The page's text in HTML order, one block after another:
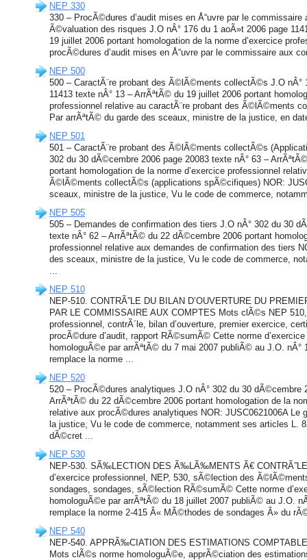
NEP 330
330 – ProcÃ©dures d’audit mises en Å“uvre par le
Ã©valuation des risques J.O nÂ° 176 du 1 aoÃ»t 2006 page
19 juillet 2006 portant homologation de la norme d’exercice
procÃ©dures d’audit mises en Å“uvre par le commissaire aux
NEP 500
500 – CaractÃ¨re probant des Ã©lÃ©ments collectÃ©s J.O nÂ°
11413 texte nÂ° 13 – ArrÃªtÃ© du 19 juillet 2006 portant
professionnel relative au caractÃ¨re probant des Ã©lÃ©ments
Par arrÃªtÃ© du garde des sceaux, ministre de la justice, en
NEP 501
501 – CaractÃ¨re probant des Ã©lÃ©ments collectÃ©s
302 du 30 dÃ©cembre 2006 page 20083 texte nÂ° 63 –
portant homologation de la norme d’exercice professionnel
Ã©lÃ©ments collectÃ©s (applications spÃ©cifiques) NOR:
sceaux, ministre de la justice, Vu le code de commerce,
NEP 505
505 – Demandes de confirmation des tiers J.O nÂ° 302 du 30
texte nÂ° 62 – ArrÃªtÃ© du 22 dÃ©cembre 2006 portant
professionnel relative aux demandes de confirmation des tiers
des sceaux, ministre de la justice, Vu le code de commerce,
...
NEP 510
NEP-510. CONTRÃ”LE DU BILAN D’OUVERTURE DU
PAR LE COMMISSAIRE AUX COMPTES Mots clÃ©s NEP
professionnel, contrÃ´le, bilan d’ouverture, premier exercice,
procÃ©dure d’audit, rapport RÃ©sumÃ© Cette norme
homologuÃ©e par arrÃªtÃ© du 7 mai 2007 publiÃ© au J.O. nÂ°
remplace la norme ...
NEP 520
520 – ProcÃ©dures analytiques J.O nÂ° 302 du 30 dÃ©cembre
ArrÃªtÃ© du 22 dÃ©cembre 2006 portant homologation de la
relative aux procÃ©dures analytiques NOR: JUSC0621006A Le
la justice, Vu le code de commerce, notamment ses articles L.
dÃ©cret ...
NEP 530
NEP-530. SÃ‰LECTION DES Ã‰LÃ‰MENTS Ã€
d’exercice professionnel, NEP, 530, sÃ©lection des
sondages, sondages, sÃ©lection RÃ©sumÃ© Cette norme
homologuÃ©e par arrÃªtÃ© du 18 juillet 2007 publiÃ© au J.O.
remplace la norme 2-415 Â« MÃ©thodes de sondages Â» du
NEP 540
NEP-540. APPRÃ‰CIATION DES ESTIMATIONS
Mots clÃ©s norme homologuÃ©e, apprÃ©ciation des